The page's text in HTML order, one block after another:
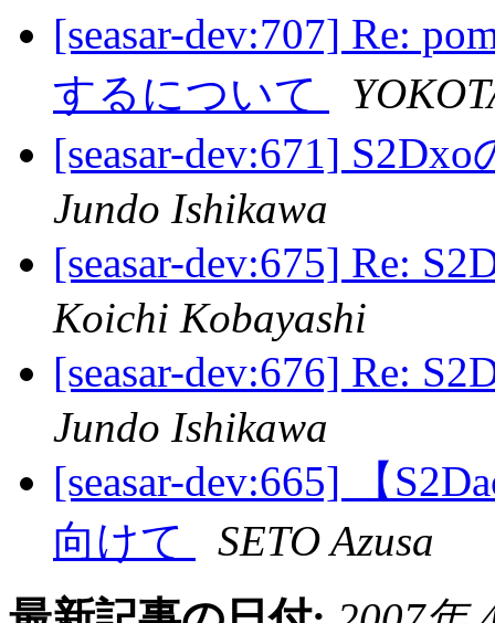
[seasar-dev:707] Re:
するについて
[seasar-dev:671]
Jundo Ishikawa
[seasar-dev:675] Re:
Koichi Kobayashi
[seasar-dev:676] Re:
Jundo Ishikawa
[seasar-dev:665] 【
向けて
SETO Azusa